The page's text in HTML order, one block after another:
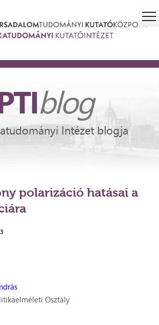
blog
Intézet blogja
polarizáció hatásai a
Osztály